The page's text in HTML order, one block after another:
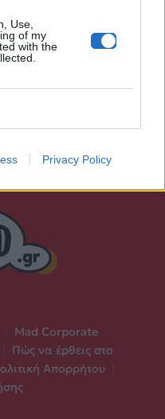
Use,
of my
with the
Privacy Policy
Mad Corporate
Πώς να έρθεις στο
Απορρήτου